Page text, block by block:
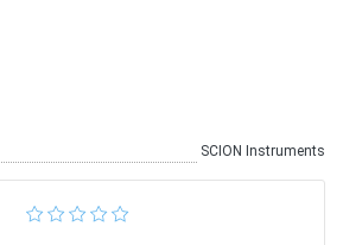
SCION Instruments